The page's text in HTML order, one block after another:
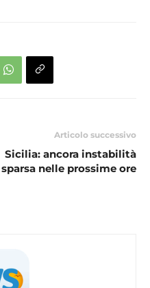
Articolo successivo
Sicilia: ancora instabilità
sparsa nelle prossime ore